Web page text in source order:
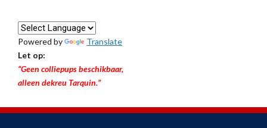
Powered by
Translate
Let op:
“Geen colliepups beschikbaar,
alleen dekreu Tarquin.”